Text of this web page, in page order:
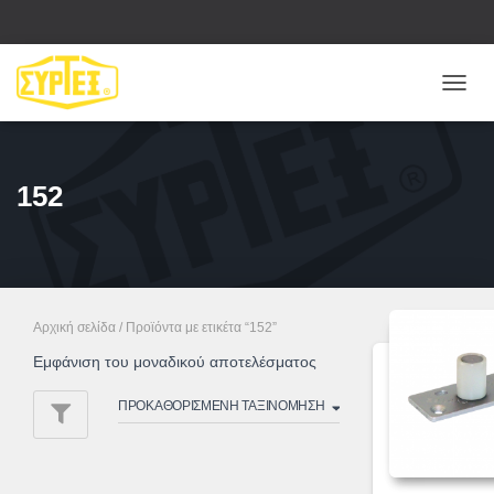
152
Αρχική σελίδα / Προϊόντα με ετικέτα “152”
Εμφάνιση του μοναδικού αποτελέσματος